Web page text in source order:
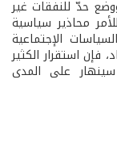
ووضع حدّ للنفقات غير
محاذير سياسية
الإجتماعية
فإن استقرار الكثير
على المدى